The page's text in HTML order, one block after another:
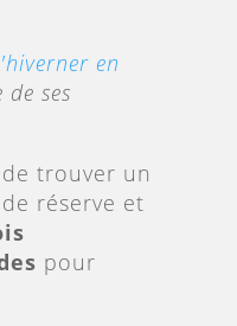
en
ses
trouver un
réserve et
pour